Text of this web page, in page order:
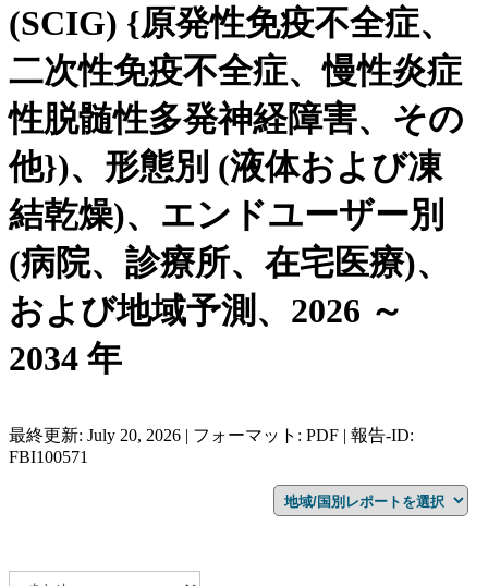
(SCIG) {原発性免疫不全症、
二次性免疫不全症、慢性炎症
性脱髄性多発神経障害、その
他})、形態別 (液体および凍
結乾燥)、エンドユーザー別
(病院、診療所、在宅医療)、
および地域予測、2026 ～
2034 年
最終更新: July 20, 2026 | フォーマット: PDF | 報告-ID:
FBI100571